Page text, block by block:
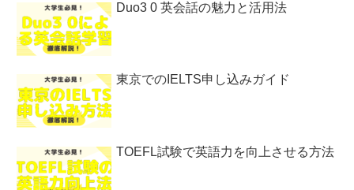
Duo3 0 英会話の魅力と活用法
東京でのIELTS申し込みガイド
TOEFL試験で英語力を向上させる方法